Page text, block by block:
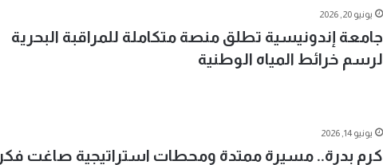
يونيو 20, 2026
جامعة إندونيسية تطلق منصة متكاملة للمراقبة البحرية
لرسم خرائط المياه الوطنية
يونيو 14, 2026
كرم بدرة.. مسيرة ممتدة ومحطات استراتيجية صاغت فكر